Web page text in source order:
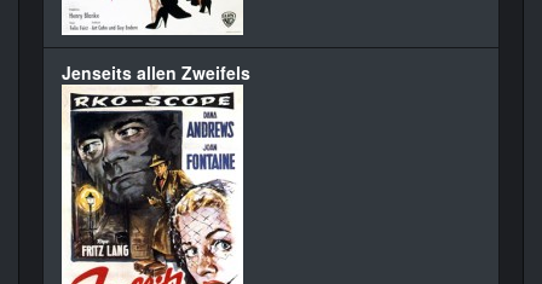
Jenseits allen Zweifels